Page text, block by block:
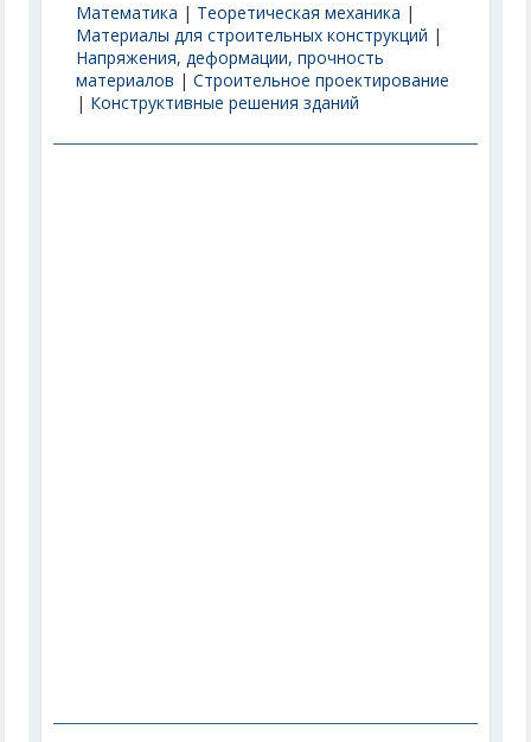
Математика | Теоретическая механика |
Материалы для строительных конструкций |
Напряжения, деформации, прочность
материалов |Строительное проектирование
| Конструктивные решения зданий